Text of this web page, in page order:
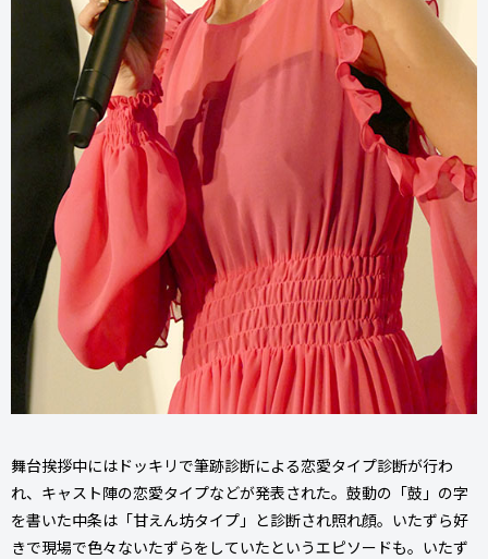
舞台挨拶中にはドッキリで筆跡診断による恋愛タイプ診断が行わ
れ、キャスト陣の恋愛タイプなどが発表された。鼓動の「鼓」の字
を書いた中条は「甘えん坊タイプ」と診断され照れ顔。いたずら好
きで現場で色々ないたずらをしていたというエピソードも。いたず